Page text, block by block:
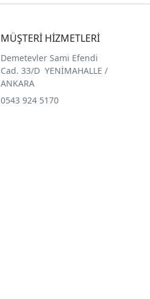
MÜŞTERİ HİZMETLERİ
Demetevler Sami Efendi
Cad. 33/D YENİMAHALLE /
ANKARA
0543 924 5170